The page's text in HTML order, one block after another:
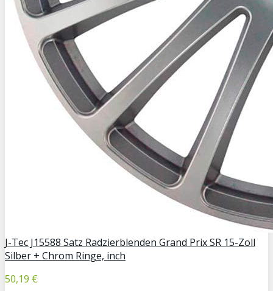
J-Tec J15588 Satz Radzierblenden Grand Prix SR 15-Zoll
Silber + Chrom Ringe, inch
50,19 €